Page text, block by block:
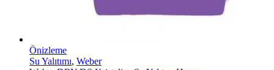
Önizleme
Su Yalıtımı, Weber